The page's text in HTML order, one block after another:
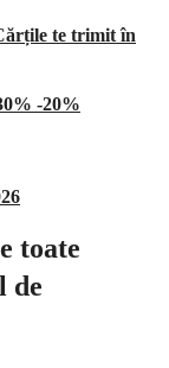
te trimit în
-20%
toate
de